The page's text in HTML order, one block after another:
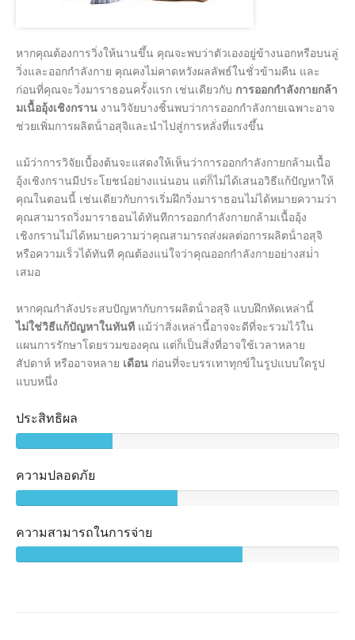
หากคุณต้องการวิ่งให้นานขึ้น คุณจะพบว่าตัวเองอยู่ข้างนอกหรือบนลู่
วิ่งและออกกําลังกาย คุณคงไม่คาดหวังผลลัพธ์ในชั่วข้ามคืน และ
ก่อนที่คุณจะวิ่งมาราธอนครั้งแรก เช่นเดียวกับ การออกกําลังกายกล้า
มเนื้ออุ้งเชิงกราน งานวิจัยบางชิ้นพบว่าการออกกําลังกายเฉพาะอาจ
ช่วยเพิ่มการผลิตน้ําอสุจิและนําไปสู่การหลั่งที่แรงขึ้น
แม้ว่าการวิจัยเบื้องต้นจะแสดงให้เห็นว่าการออกกําลังกายกล้ามเนื้อ
อุ้งเชิงกรานมีประโยชน์อย่างแน่นอน แต่ก็ไม่ได้เสนอวิธีแก้ปัญหาให้
คุณในตอนนี้ เช่นเดียวกับการเริ่มฝึกวิ่งมาราธอนไม่ได้หมายความว่า
คุณสามารถวิ่งมาราธอนได้ทันทีการออกกําลังกายกล้ามเนื้ออุ้ง
เชิงกรานไม่ได้หมายความว่าคุณสามารถส่งผลต่อการผลิตน้ําอสุจิ
หรือความเร็วได้ทันที คุณต้องแน่ใจว่าคุณออกกําลังกายอย่างสม่ํา
เสมอ
หากคุณกําลังประสบปัญหากับการผลิตน้ําอสุจิ แบบฝึกหัดเหล่านี้
ไม่ใช่วิธีแก้ปัญหาในทันที แม้ว่าสิ่งเหล่านี้อาจจะดีที่จะรวมไว้ใน
แผนการรักษาโดยรวมของคุณ แต่ก็เป็นสิ่งที่อาจใช้เวลาหลาย
สัปดาห์ หรืออาจหลาย เดือน ก่อนที่จะบรรเทาทุกข์ในรูปแบบใดรูป
แบบหนึ่ง
ประสิทธิผล
ความปลอดภัย
ความสามารถในการจ่าย